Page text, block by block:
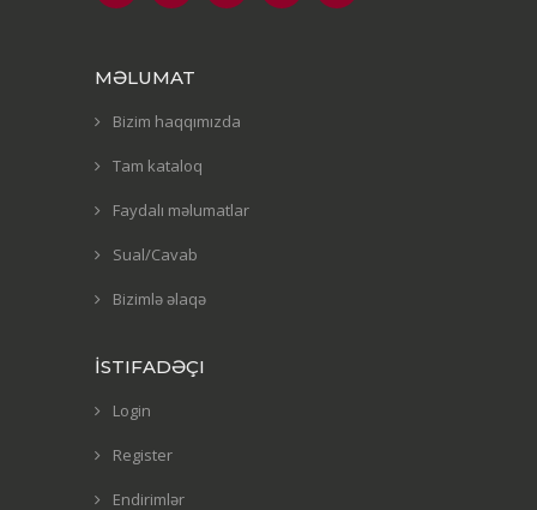
MƏLUMAT
Bizim haqqımızda
Tam kataloq
Faydalı məlumatlar
Sual/Cavab
Bizimlə əlaqə
İSTIFADƏÇI
Login
Register
Endirimlər